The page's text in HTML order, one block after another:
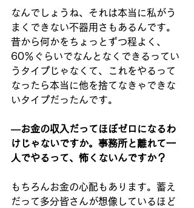
なんでしょうね、それは本当に私がう
まくできない不器用さもあるんです。
昔から何かをちょっとずつ程よく、
60％ぐらいでなんとなくできるってい
うタイプじゃなくて、これをやるって
なったら本当に他を捨てなきゃできな
いタイプだったんです。
―お金の収入だってほぼゼロになるわ
けじゃないですか。事務所と離れて一
人でやるって、怖くないんですか？
もちろんお金の心配もあります。蓄え
だって多分皆さんが想像しているほど